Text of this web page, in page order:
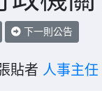
下一則公告
貼者 人事主任